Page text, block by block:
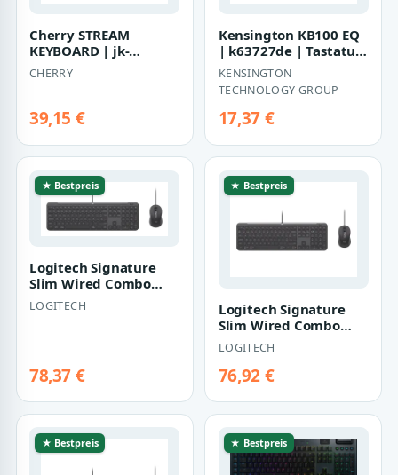
Cherry STREAM
KEYBOARD | jk-
8500ch-2 | Tastatur -
USB
CHERRY
39,15 €
Kensington KB100 EQ
| k63727de | Tastatur
- full size
KENSINGTON
TECHNOLOGY GROUP
17,37 €
★ Bestpreis
Logitech Signature
Slim Wired Combo
MK620 for Business |
920-013360 |
LOGITECH
78,37 €
★ Bestpreis
Logitech Signature
Slim Wired Combo
MK620 for Business |
920-013359 |
LOGITECH
76,92 €
★ Bestpreis ★ Bestpreis